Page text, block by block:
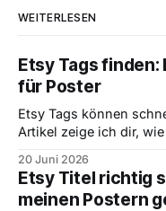
WEITERLESEN
Etsy Tags
für Poster
Etsy Tags können
Artikel zeige ich dir,
schöne Wörter und wie
Ideen ableite.
20 Juni 2026
Etsy Titel richtig
meinen Postern